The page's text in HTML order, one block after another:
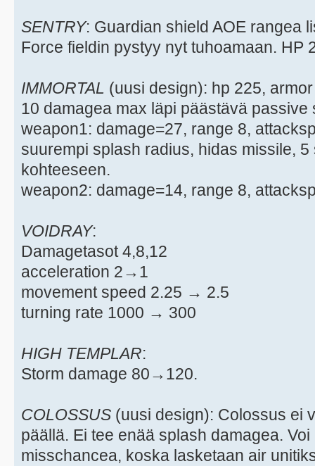
SENTRY: Guardian shield AOE rangea
Force fieldin pystyy nyt tuhoamaan. HP
IMMORTAL (uusi design): hp 225,
10 damagea max läpi päästävä passive
weapon1: damage=27, range 8,
suurempi splash radius, hidas missile,
kohteeseen.
weapon2: damage=14, range 8,
VOIDRAY:
Damagetasot 4,8,12
acceleration 2→1
movement speed 2.25 → 2.5
turning rate 1000 → 300
HIGH TEMPLAR:
Storm damage 80→120.
COLOSSUS (uusi design): Colossus ei
päällä. Ei tee enää splash damagea.
misschancea, koska lasketaan air